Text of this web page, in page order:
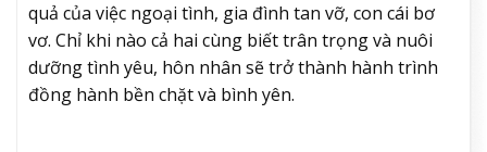
quả của việc ngoại tình, gia đình tan vỡ, con cái bơ
vơ. Chỉ khi nào cả hai cùng biết trân trọng và nuôi
dưỡng tình yêu, hôn nhân sẽ trở thành hành trình
đồng hành bền chặt và bình yên.